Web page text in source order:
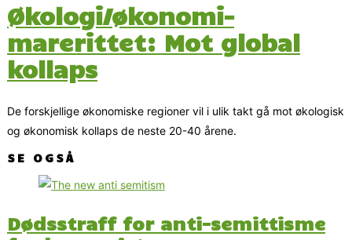
Økologi/økonomi-
marerittet: Mot global
kollaps
De forskjellige økonomiske regioner vil i ulik takt gå mot økologisk
og økonomisk kollaps de neste 20-40 årene.
SE OGSÅ
Dødsstraff for anti-semittisme